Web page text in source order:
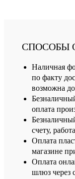
СПОСОБЫ
Наличная
по факту
возможна
оплата
счету,
Оплата
магазине
Оплата
шлюз через